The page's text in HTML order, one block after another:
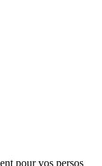
pour vos persos